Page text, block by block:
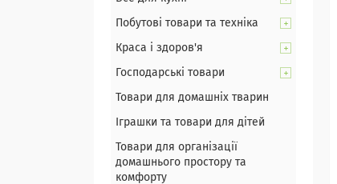
Побутові товари та техніка
Краса і здоров'я
Господарські товари
Товари для домашніх тварин
Іграшки та товари для дітей
Товари для організації
домашнього простору та
комфорту